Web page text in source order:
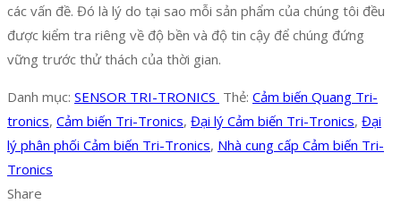
các vấn đề. Đó là lý do tại sao mỗi sản phẩm của chúng tôi đều
được kiểm tra riêng về độ bền và độ tin cậy để chúng đứng
vững trước thử thách của thời gian.
Danh mục: SENSOR TRI-TRONICS Thẻ: Cảm biến Quang Tri-
tronics, Cảm biến Tri-Tronics, Đại lý Cảm biến Tri-Tronics, Đại
lý phân phối Cảm biến Tri-Tronics, Nhà cung cấp Cảm biến Tri-
Tronics
Share